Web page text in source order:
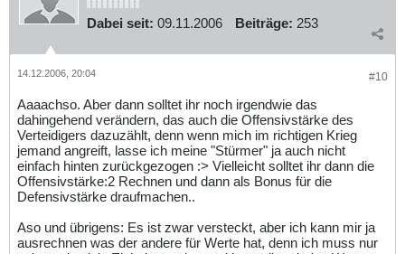
Dabei seit: 09.11.2006 Beiträge: 253
#10
14.12.2006, 20:04
Aaaachso. Aber dann solltet ihr noch irgendwie das
dahingehend verändern, das auch die Offensivstärke des
Verteidigers dazuzählt, denn wenn mich im richtigen Krieg
jemand angreift, lasse ich meine "Stürmer" ja auch nicht
einfach hinten zurückgezogen :> Vielleicht solltet ihr dann die
Offensivstärke:2 Rechnen und dann als Bonus für die
Defensivstärke draufmachen..
Aso und übrigens: Es ist zwar versteckt, aber ich kann mir ja
ausrechnen was der andere für Werte hat, denn ich muss nur